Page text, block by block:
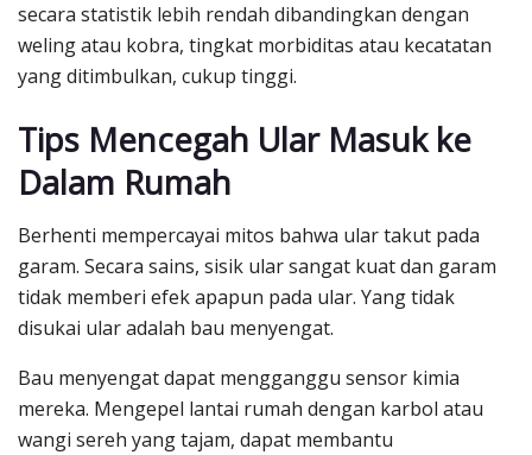
secara statistik lebih rendah dibandingkan dengan
weling atau kobra, tingkat morbiditas atau kecatatan
yang ditimbulkan, cukup tinggi.
Tips Mencegah Ular Masuk ke
Dalam Rumah
Berhenti mempercayai mitos bahwa ular takut pada
garam. Secara sains, sisik ular sangat kuat dan garam
tidak memberi efek apapun pada ular. Yang tidak
disukai ular adalah bau menyengat.
Bau menyengat dapat mengganggu sensor kimia
mereka. Mengepel lantai rumah dengan karbol atau
wangi sereh yang tajam, dapat membantu